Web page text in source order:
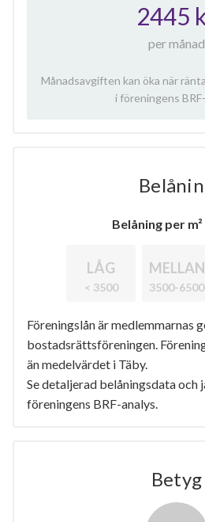
2445
per månad
Månadsavgiften kan öka när
i föreningens
Belåning per m²
LÅG
< 3500
MELLAN
3500-6500
Föreningslån är medlemmarnas
bostadsrättsföreningen.
än medelvärdet i Täby.
Se detaljerad belåningsdata och
föreningens BRF-analys.
Betyg